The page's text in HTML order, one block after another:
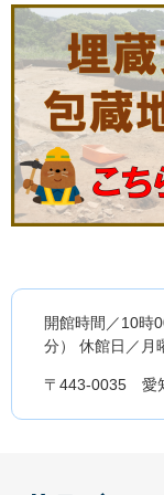
開館時間／10時
分） 休館日／月
〒443-0035 愛